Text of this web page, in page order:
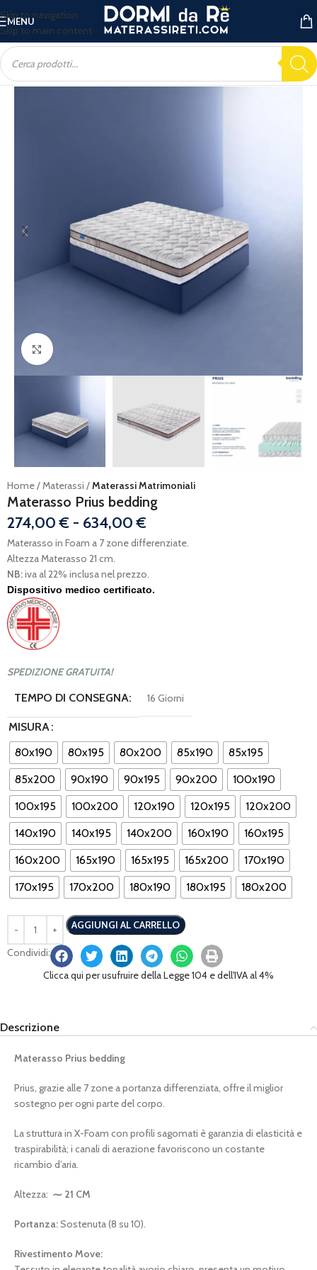
Skip to navigation
Skip to main content
MENU
Ingrandisci
Home Materassi Materassi Matrimoniali
Materasso Prius bedding
274,00€ - 634,00€
Materasso in Foam a 7 zone differenziate.
Altezza Materasso 21 cm.
NB:iva al 22% inclusa nel prezzo.
Dispositivo medico certificato.
SPEDIZIONE GRATUITA!
TEMPO DI CONSEGNA: 16 Giorni
MISURA
80x190
80x195 80x200 85x190
85x195
85x200
90x190 90x195 90x200
100x190
100x195
100x200 120x190 120x195
120x200
140x190
140x195 140x200 160x190
160x195
160x200
165x190 165x195 165x200
170x190
170x195
170x200 180x190 180x195 180x200
AGGIUNGI AL CARRELLO
Condividi:
Clicca qui per usufruire della Legge 104 e dell'IVA al 4%
Descrizione
Materasso Prius bedding
Prius, grazie alle 7 zone a portanza differenziata, offre il miglior
sostegno per ogni parte del corpo.
La struttura in X-Foam con profili sagomati è garanzia di elasticità e
traspirabilità; i canali di aerazione favoriscono un costante
ricambio d’aria.
Altezza: ⁓ 21 CM
Portanza:Sostenuta (8 su 10).
Rivestimento Move: